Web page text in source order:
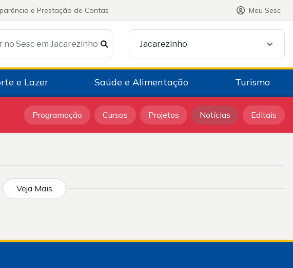
e Prestação de Contas Meu Sesc
no Sesc em Jacarezinho Jacarezinho
e Lazer Saúde e Alimentação Turismo
Programação Cursos Projetos Notícias Editais
Veja Mais